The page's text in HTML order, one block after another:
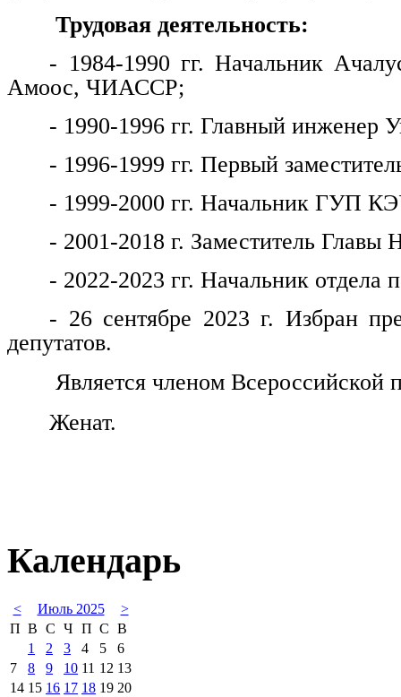
Трудовая деятельность:
- 1984-1990 гг. Начальник
Амоос, ЧИАССР;
- 1990-1996 гг. Главный
- 1996-1999 гг. Первый
- 1999-2000 гг. Начальник ГУП
- 2001-2018 г. Заместитель Главы
- 2022-2023 гг. Начальник
- 26 сентябре 2023 г. Избран
депутатов.
Является членом Всероссийской
Женат.
Календарь
< Июль 2025
>
П В С Ч П С В
1
2 3 4 5
6
7
8 9 10 11 12 13
14 15 16 17 18 19 20